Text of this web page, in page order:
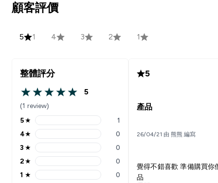
顧客評價
5 1 4 3 2 1
整體評分
5 out of 5 stars
5
(1 review)
5 stars rating 1 reviews
5★ 1
4 stars rating 0 reviews
4★ 0
3 stars rating 0 reviews
3 ★ 0
2 stars rating 0 reviews
2★ 0
1 stars rating 0 reviews
1 ★ 0
5
產品
26/04/21 由 熊熊 編寫
覺得不錯喜歡 準備購買你
品